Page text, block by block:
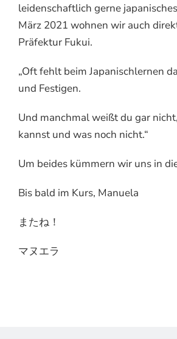
leidenschaftlich gerne
März 2021 wohnen wir auch
Präfektur Fukui.
„Oft fehlt beim Japanischlernen
und Festigen.
Und manchmal weißt du gar
kannst und was noch nicht.“
Um beides kümmern wir uns in
Bis bald im Kurs, Manuela
またね！
マヌエラ